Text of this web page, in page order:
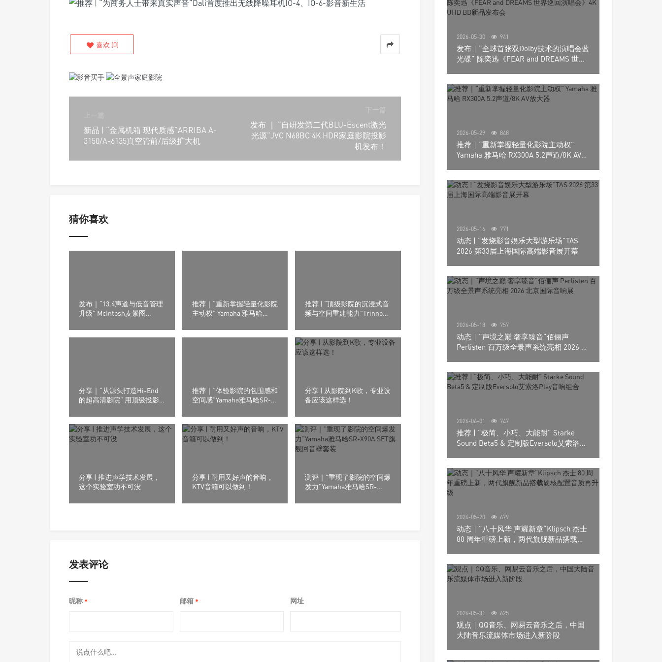
喜欢 (0)
上一篇
新品 | “金属机箱 现代质感”ARRIBA A-
3150/A-6135真空管前/后级扩大机
下一篇
发布 ｜ “自研发第二代BLU-Escent激光
光源”JVC N68BC 4K HDR家庭影院投影
机发布！
猜你喜欢
发布｜“13.4声道与低音管理
升级” McIntosh麦景图
推荐｜“重新掌握轻量化影院
主动权” Yamaha 雅马哈
器
推荐 | “顶级影院的沉浸式音
频与空间重建能力”Trinnov
数字3D音效前级处理器
分享｜“从源头打造Hi-End
的超高清影院” 用顶级投影
推荐｜“体验影院的包围感和
空间感”Yamaha雅马哈SR-
分享 | 从影院到K歌，专业设
备应该这样选！
分享 | 推进声学技术发展，
这个实验室功不可没
分享 | 耐用又好声的音响，
KTV音箱可以做到！
测评｜”重现了影院的空间爆
发力”Yamaha雅马哈SR-
发表评论
昵称 * 邮箱 * 网址
2026-05-30 941
发布｜“全球首张双Dolby技术的演唱会蓝
光碟” 陈奕迅《FEAR and DREAMS 世界
2026-05-29 848
推荐｜“重新掌握轻量化影院主动权”
Yamaha 雅马哈 RX300A 5.2声道/8K AV放
2026-05-16 771
动态 | “发烧影音娱乐大型游乐场”TAS
2026 第33届上海国际高端影音展开幕
2026-05-18 757
动态｜”声境之巅 奢享臻音”佰俪声
Perlisten 百万级全景声系统亮相 2026 北
2026-06-01 747
推荐 | “极简、小巧、大能耐” Starke
Sound Beta5 & 定制版Eversolo艾索洛
2026-05-20 679
动态｜”八十风华 声耀新章“Klipsch 杰士
80 周年重磅上新，两代旗舰新品搭载硬
2026-05-31 625
观点｜QQ音乐、网易云音乐之后，中国
大陆音乐流媒体市场进入新阶段